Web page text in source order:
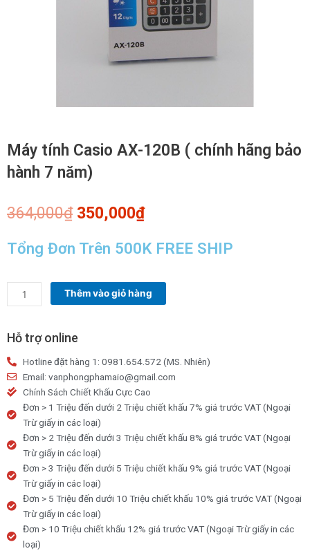
Máy tính Casio AX-120B ( chính hãng bảo
hành 7 năm)
364,000₫ Giá
là:
364,000₫.
350,000₫Giá
tại
là:
Tổng Đơn Trên 500K FREE SHIP
Máy
tính
AX-
(
chính
hãng
bảo
hành
7
năm)
số
lượng
Thêm vào giỏ hàng
Hỗ trợ online
Hotline đặt hàng 1: 0981.654.572 (MS. Nhiên)
Email: vanphongphamaio@gmail.com
Chính Sách Chiết Khấu Cực Cao
Đơn > 1 Triệu đến dưới 2 Triệu chiết khấu 7% giá trước VAT (Ngoại
Trừ giấy in các loại)
Đơn > 2 Triệu đến dưới 3 Triệu chiết khấu 8% giá trước VAT (Ngoại
Trừ giấy in các loại)
Đơn > 3 Triệu đến dưới 5 Triệu chiết khấu 9% giá trước VAT (Ngoại
Trừ giấy in các loại)
Đơn > 5 Triệu đến dưới 10 Triệu chiết khấu 10% giá trước VAT (Ngoại
Trừ giấy in các loại)
Đơn > 10 Triệu chiết khấu 12% giá trước VAT (Ngoại Trừ giấy in các
loại)